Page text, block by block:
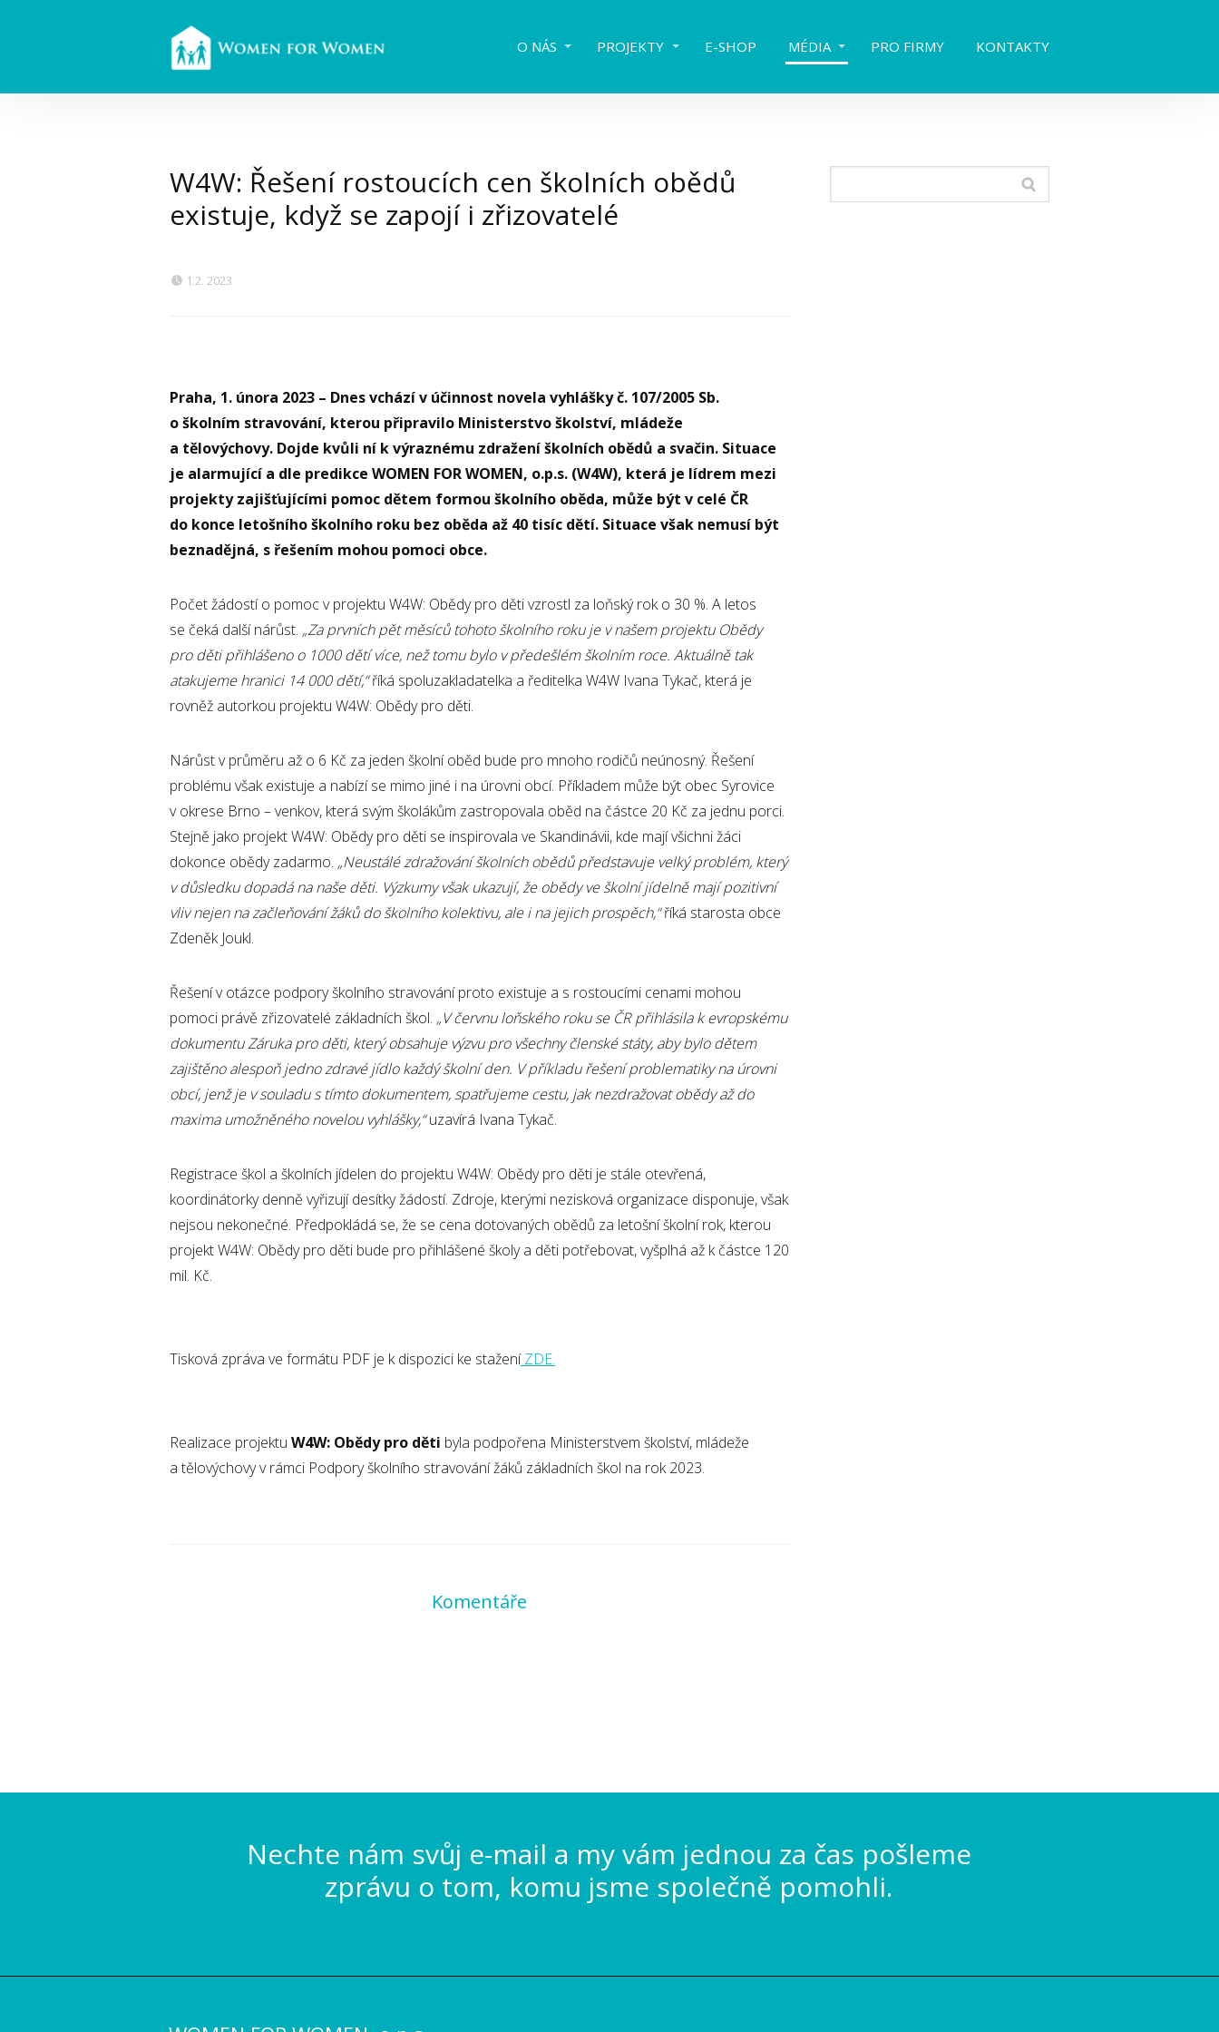
O NÁS PROJEKTY E-SHOP MÉDIA PRO FIRMY KONTAKTY
W4W: Řešení rostoucích cen školních obědů
existuje, když se zapojí i zřizovatelé
1.2. 2023
Praha, 1. února 2023 – Dnes vchází v účinnost novela vyhlášky č. 107/2005 Sb.
o školním stravování, kterou připravilo Ministerstvo školství, mládeže
a tělovýchovy. Dojde kvůli ní k výraznému zdražení školních obědů a svačin. Situace
je alarmující a dle predikce WOMEN FOR WOMEN, o.p.s. (W4W), která je lídrem mezi
projekty zajišťujícími pomoc dětem formou školního oběda, může být v celé ČR
do konce letošního školního roku bez oběda až 40 tisíc dětí. Situace však nemusí být
beznadějná, s řešením mohou pomoci obce.
Počet žádostí o pomoc v projektu W4W: Obědy pro děti vzrostl za loňský rok o 30 %. A letos
se čeká další nárůst. „Za prvních pět měsíců tohoto školního roku je v našem projektu Obědy
pro děti přihlášeno o 1000 dětí více, než tomu bylo v předešlém školním roce. Aktuálně tak
atakujeme hranici 14 000 dětí,“říká spoluzakladatelka a ředitelka W4W Ivana Tykač, která je
rovněž autorkou projektu W4W: Obědy pro děti.
Nárůst v průměru až o 6 Kč za jeden školní oběd bude pro mnoho rodičů neúnosný. Řešení
problému však existuje a nabízí se mimo jiné i na úrovni obcí. Příkladem může být obec Syrovice
v okrese Brno – venkov, která svým školákům zastropovala oběd na částce 20 Kč za jednu porci.
Stejně jako projekt W4W: Obědy pro děti se inspirovala ve Skandinávii, kde mají všichni žáci
dokonce obědy zadarmo. „Neustálézdražování školních obědů představuje velký problém, který
v důsledku dopadá na naše děti. Výzkumy však ukazují, že obědy ve školní jídelně mají pozitivní
vliv nejen na začleňování žákůdoškolního kolektivu, ale i na jejich prospěch,“ říká starosta obce
Zdeněk Joukl.
Řešení v otázce podpory školního stravování proto existuje a s rostoucími cenami mohou
pomoci právě zřizovatelé základních škol. „V červnu loňského roku se ČR přihlásila k evropskému
dokumentu Záruka pro děti, který obsahuje výzvu pro všechny členskéstáty, aby bylo dětem
zajištěno alespoň jedno zdravéjídlo každý školní den. V příkladu řešení problematiky na úrovni
obcí, jenž je v souladu s tímto dokumentem, spatřujeme cestu, jak nezdražovat obědy aždo
maxima umožněného novelou vyhlášky,“uzavírá Ivana Tykač.
Registrace škol a školních jídelen do projektu W4W: Obědy pro děti je stále otevřená,
koordinátorky denně vyřizují desítky žádostí. Zdroje, kterými nezisková organizace disponuje, však
nejsou nekonečné. Předpokládá se, že se cena dotovaných obědů za letošní školní rok, kterou
projekt W4W: Obědy pro děti bude pro přihlášené školy a děti potřebovat, vyšplhá až k částce 120
mil. Kč.
Tisková zpráva ve formátu PDF je k dispozici ke staženíZDE.
Realizace projektu W4W: Obědy pro děti byla podpořena Ministerstvem školství, mládeže
a tělovýchovy v rámci Podpory školního stravování žáků základních škol na rok 2023.
Komentáře
Nechte nám svůj e-mail a my vám jednou za čas pošleme
zprávu o tom, komu jsme společně pomohli.